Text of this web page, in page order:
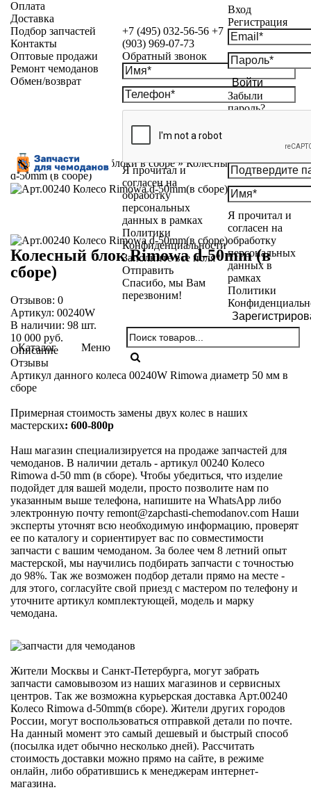
+7 (495) 032-56-56 +7
(903) 969-07-73
Обратный звонок
Я прочитал и
согласен на
обработку
персональных
данных в рамках
Политики
Конфиденциальности
Заполните все поля*
Отправить
Спасибо, мы Вам
перезвоним!
Вход
Регистрация
Войти
Забыли
пароль?
Я прочитал и
согласен на
обработку
персональных
данных в
рамках
Политики
Каталог Меню
Оплата
Доставка
Подбор запчастей
Контакты
Оптовые продажи
Ремонт чемоданов
Обмен/возврат
Каталог»Колесные блоки в сборе»Колесный блок Rimowa
d-50mm (в сборе)
Колесный блок Rimowa d-50mm (в
сборе)
Отзывов: 0
Артикул: 00240W
В наличии: 98 шт.
10 000 руб.
Описание
Отзывы
Артикул данного колеса 00240W Rimowa диаметр 50 мм в
сборе
Примерная стоимость замены двух колес в наших
мастерских: 600-800р
Наш магазин специализируется на продаже запчастей для
чемоданов. В наличии деталь - артикул 00240 Колесо
Rimowa d-50 mm (в сборе). Чтобы убедиться, что изделие
подойдет для вашей модели, просто позволите нам по
указанным выше телефона, напишите на WhatsApp либо
электронную почту remont@zapchasti-chemodanov.com Наши
эксперты уточнят всю необходимую информацию, проверят
ее по каталогу и сориентирует вас по совместимости
запчасти с вашим чемоданом. За более чем 8 летний опыт
мастерской, мы научились подбирать запчасти с точностью
до 98%. Так же возможен подбор детали прямо на месте -
для этого, согласуйте свой приезд с мастером по телефону и
уточните артикул комплектующей, модель и марку
чемодана.
Жители Москвы и Санкт-Петербурга, могут забрать
запчасти самовывозом из наших магазинов и сервисных
центров. Так же возможна курьерская доставка Арт.00240
Колесо Rimowa d-50mm(в сборе). Жители других городов
России, могут воспользоваться отправкой детали по почте.
На данный момент это самый дешевый и быстрый способ
(посылка идет обычно несколько дней). Рассчитать
стоимость доставки можно прямо на сайте, в режиме
онлайн, либо обратившись к менеджерам интернет-
магазина.